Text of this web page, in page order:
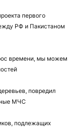
первого
РФ и Пакистаном
времени, мы можем
повредил
МЧС
подлежащих